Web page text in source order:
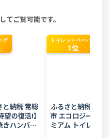
てご覧可能です。
グ
と納税 常総
望の復活!】
きハンバー
トイレットペーパー
1位
ふるさと納税 富士
市 エコロジープレ
ミアム トイレット